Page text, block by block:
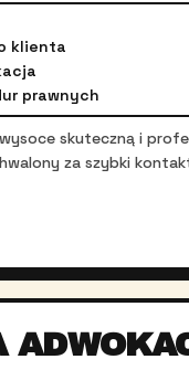
klienta
prawnych
skuteczną i
za szybki